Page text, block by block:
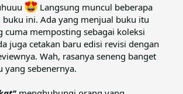
Langsung muncul beberapa
ini. Ada yang menjual buku itu
cuma memposting sebagai koleksi
juga cetakan baru edisi revisi dengan
Wah, rasanya seneng banget
yang sebenernya.